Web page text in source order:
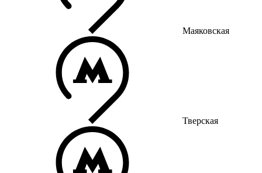
Маяковская
Тверская